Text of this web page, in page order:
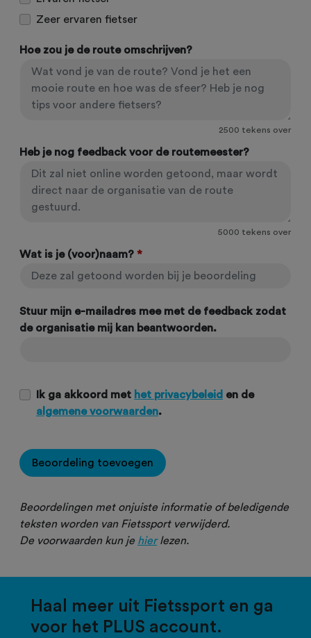
Zeer ervaren fietser
Hoe zou je de route omschrijven?
2500 tekens over
Heb je nog feedback voor de routemeester?
5000 tekens over
Wat is je (voor)naam? *
Stuur mijn e-mailadres mee met de feedback zodat
de organisatie mij kan beantwoorden.
Ik ga akkoord met het privacybeleid en de
algemene voorwaarden.
Beoordeling toevoegen
Beoordelingen met onjuiste informatie of beledigende
teksten worden van Fietssport verwijderd.
De voorwaarden kun je hierlezen.
Haal meer uit Fietssport en ga
voor het PLUS account.